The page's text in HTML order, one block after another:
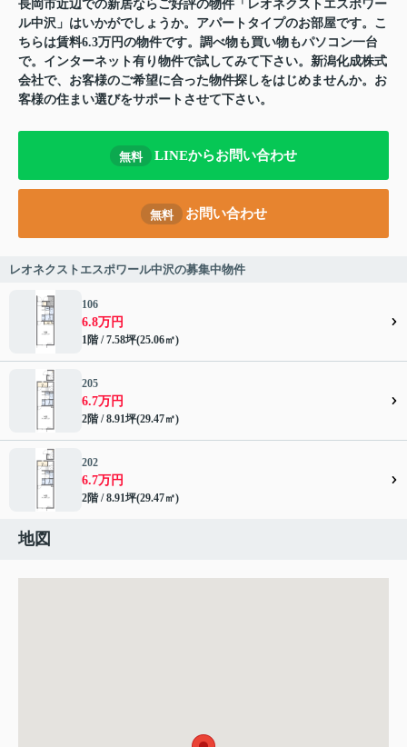
長岡市近辺での新居ならご好評の物件「レオネクストエスポワー
ル中沢」はいかがでしょうか。アパートタイプのお部屋です。こ
ちらは賃料6.3万円の物件です。調べ物も買い物もパソコン一台
で。インターネット有り物件で試してみて下さい。新潟化成株式
会社で、お客様のご希望に合った物件探しをはじめませんか。お
客様の住まい選びをサポートさせて下さい。
無料 LINEからお問い合わせ
無料 お問い合わせ
レオネクストエスポワール中沢の募集中物件
106
6.8万円
1階 / 7.58坪(25.06㎡)
205
6.7万円
2階 / 8.91坪(29.47㎡)
202
6.7万円
2階 / 8.91坪(29.47㎡)
地図